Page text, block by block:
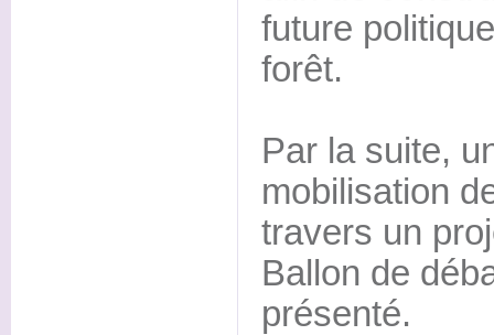
future
forêt.
Par la suite,
mobilisation
travers un
Ballon de
présenté.